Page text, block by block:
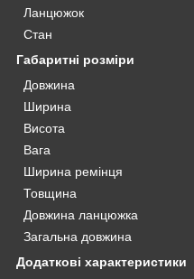
Ланцюжок
Стан
Габаритні розміри
Довжина
Ширина
Висота
Вага
Ширина ремінця
Товщина
Довжина ланцюжка
Загальна довжина
Додаткові характеристики